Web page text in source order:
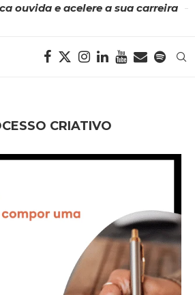
ouvida e acelere a sua carreira
CRIATIVO